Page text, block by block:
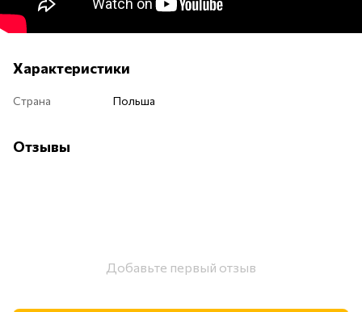
Характеристики
Страна Польша
Отзывы
Добавьте первый отзыв